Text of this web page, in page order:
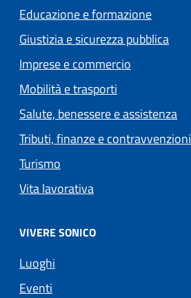
Educazione e formazione
Giustizia e sicurezza pubblica
Imprese e commercio
Mobilità e trasporti
Salute, benessere e assistenza
Tributi, finanze e contravvenzioni
Turismo
Vita lavorativa
VIVERE SONICO
Luoghi
Eventi